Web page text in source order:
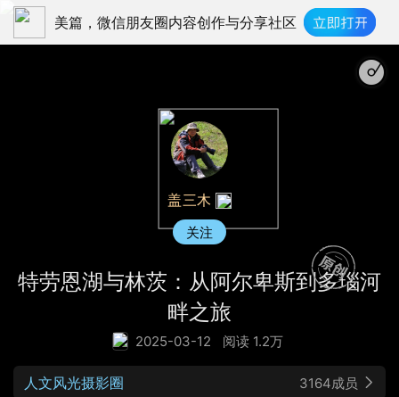
美篇，微信朋友圈内容创作与分享社区
盖三木
关注
特劳恩湖与林茨：从阿尔卑斯到多瑙河
畔之旅
2025-03-12 阅读 1.2万
人文风光摄影圈 3164成员
回味无穷的世界名曲《MY